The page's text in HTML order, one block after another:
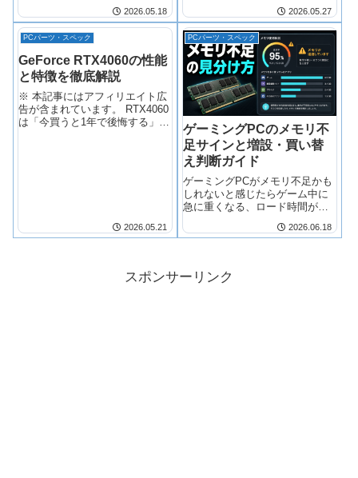
が無駄に長い。ドラクエXのマッ
プ移動で読み込み待ちがストレ
ス。
2026.05.18
に選ぶ3台 「RTX4060じゃ足り
ない気がする。でもRTX4080は
高すぎる。
2026.05.27
PCパーツ・スペック
GeForce RTX4060の性能
と特徴を徹底解説
※ 本記事にはアフィリエイト広
告が含まれています。 RTX4060
は「今買うと1年で後悔する」可
2026.05.21
PCパーツ・スペック
ゲーミングPCのメモリ不
足サインと増設・買い替
え判断ガイド
ゲーミングPCがメモリ不足かも
しれないと感じたらゲーム中に
急に重くなる、ロード時間が異
2026.06.18
スポンサーリンク